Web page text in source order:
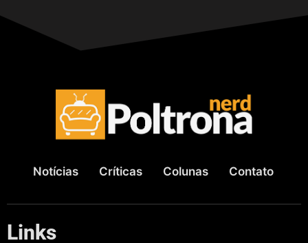
Notícias Críticas Colunas Contato
Links